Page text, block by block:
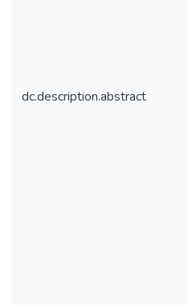
dc.description.abstract